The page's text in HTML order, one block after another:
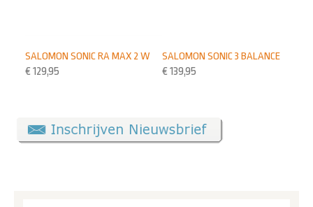
SALOMON SONIC 3 BALANCE
€ 139,95
SALOMON SONIC RA MAX 2 W
€ 129,95